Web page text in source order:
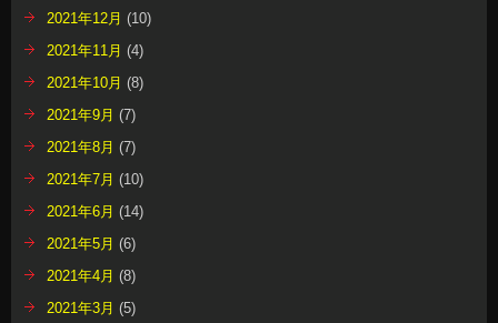
2021年12月 (10)
2021年11月 (4)
2021年10月 (8)
2021年9月 (7)
2021年8月 (7)
2021年7月 (10)
2021年6月 (14)
2021年5月 (6)
2021年4月 (8)
2021年3月 (5)